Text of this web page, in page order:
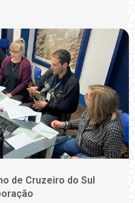
de Cruzeiro do Sul